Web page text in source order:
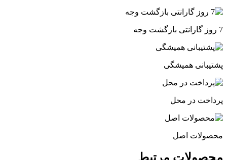
7 روز گارانتی بازگشت وجه
پشتیبانی همیشگی
پرداخت در محل
محصولات اصل